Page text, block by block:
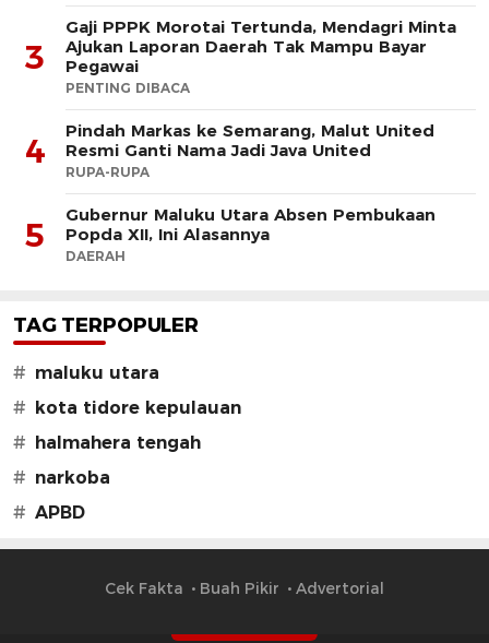
3
Gaji PPPK Morotai Tertunda, Mendagri Minta
Ajukan Laporan Daerah Tak Mampu Bayar
Pegawai
PENTING DIBACA
4
Pindah Markas ke Semarang, Malut United
Resmi Ganti Nama Jadi Java United
RUPA-RUPA
5
Gubernur Maluku Utara Absen Pembukaan
Popda XII, Ini Alasannya
DAERAH
TAG TERPOPULER
# maluku utara
# kota tidore kepulauan
# halmahera tengah
# narkoba
# APBD
Cek Fakta Buah Pikir Advertorial